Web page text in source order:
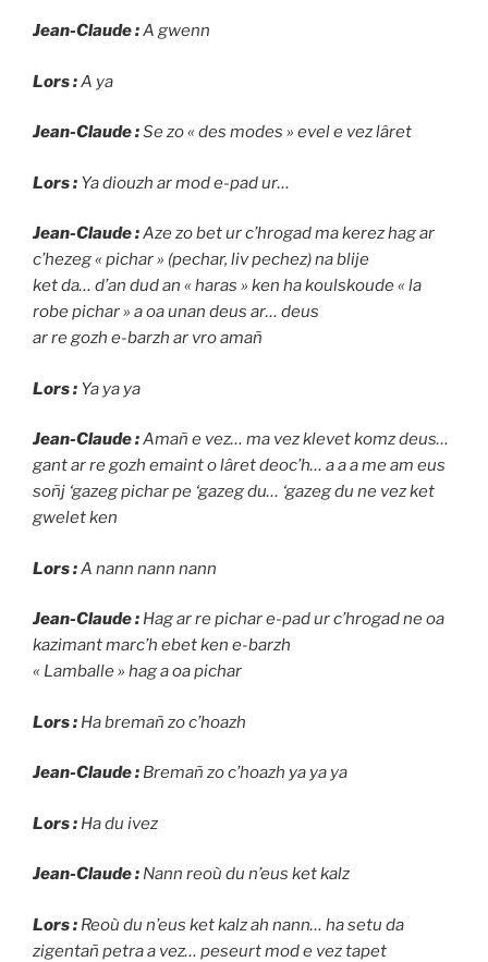
Jean-Claude :A gwenn
Lors :A ya
Jean-Claude :Se zo « des modes » evel e vez lâret
Lors : Ya diouzh ar mod e-pad ur…
Jean-Claude :Aze zo bet ur c’hrogad ma kerez hag ar
c’hezeg « pichar » (pechar, liv pechez) na blije
ket da… d’an dud an « haras » ken ha koulskoude « la
robe pichar » a oa unan deus ar… deus
ar re gozh e-barzh ar vro amañ
Lors : Ya ya ya
Jean-Claude :Amañ e vez… ma vez klevet komz deus…
gant ar re gozh emaint o lâret deoc’h… a a a me am eus
soñj ‘gazeg pichar pe ‘gazeg du… ‘gazeg du ne vez ket
gwelet ken
Lors :A nann nann nann
Jean-Claude : Hag ar re pichar e-pad ur c’hrogad ne oa
kazimant marc’h ebet ken e-barzh
« Lamballe » hag a oa pichar
Lors : Ha bremañ zo c’hoazh
Jean-Claude : Bremañ zo c’hoazh ya ya ya
Lors : Ha du ivez
Jean-Claude : Nann reoù du n’eus ket kalz
Lors : Reoù du n’eus ket kalz ah nann… ha setu da
zigentañ petra a vez… peseurt mod e vez tapet